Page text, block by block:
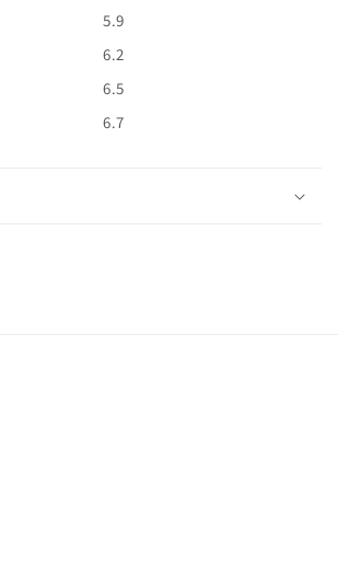
5.9
6.2
6.5
6.7